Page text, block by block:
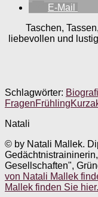
E-Mail
Taschen,
liebevollen und
Schlagwörter:
FragenFrühling
Natali
© by Natali Mallek.
Gesellschaften",
von Natali Mallek
Mallek finden Sie hier.